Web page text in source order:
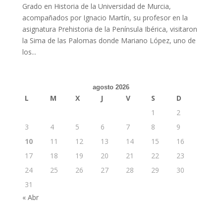
Grado en Historia de la Universidad de Murcia,
acompañados por Ignacio Martín, su profesor en la
asignatura Prehistoria de la Península Ibérica, visitaron
la Sima de las Palomas donde Mariano López, uno de
los...
agosto 2026
L M X J V S
D
1
2
3
4 5 6 7 8
9
10
11 12 13 14 15
16
17
18 19 20 21 22
23
24
25 26 27 28 29
30
31
« Abr